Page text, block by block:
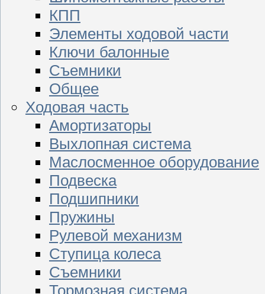
КПП
Элементы ходовой части
Ключи балонные
Съемники
Общее
Ходовая часть
Амортизаторы
Выхлопная система
Маслосменное оборудование
Подвеска
Подшипники
Пружины
Рулевой механизм
Ступица колеса
Съемники
Тормозная система